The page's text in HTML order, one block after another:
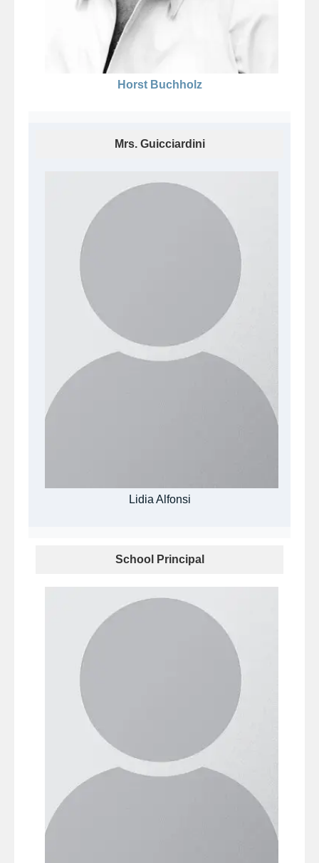
Horst Buchholz
Mrs. Guicciardini
Lidia Alfonsi
School Principal